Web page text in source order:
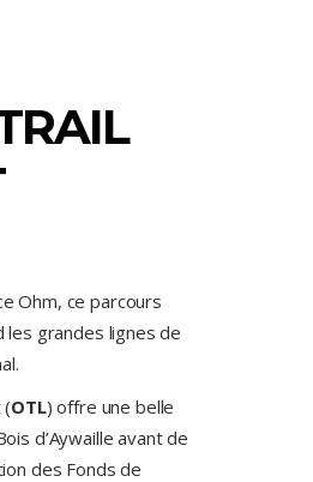
Ohm, ce parcours
les grandes lignes de
OTL) offre une belle
d’Aywaille avant de
des Fonds de